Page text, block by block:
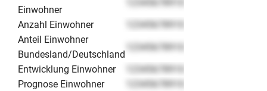
Einwohner
Anzahl Einwohner
12345678910
Anteil Einwohner
Bundesland/Deutschland
12345678910
Entwicklung Einwohner
12345678910
Prognose Einwohner
12345678910